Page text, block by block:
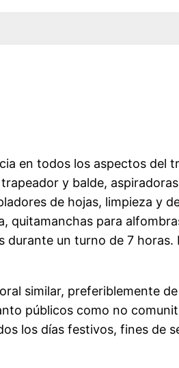
en todos los aspectos del
y balde,
de hojas, limpieza y
quitamanchas para
un turno de 7
similar, preferiblemente
públicos como no
los días festivos, fines de